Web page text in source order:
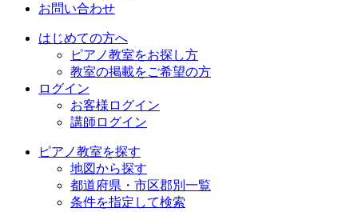
お問い合わせ
はじめての方へ
ピアノ教室をお探し方
教室の掲載をご希望の方
ログイン
お客様ログイン
講師ログイン
ピアノ教室を探す
地図から探す
都道府県・市区郡別一覧
条件を指定して検索